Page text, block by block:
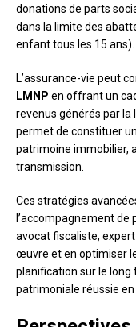
donations de parts
dans la limite des
enfant tous les 15 ans).
L’assurance-vie peut
LMNP en offrant un
revenus générés par
permet de constituer
patrimoine immobilier,
transmission.
Ces stratégies
l’accompagnement
avocat fiscaliste,
œuvre et en optimiser
planification sur le long
patrimoniale réussie en